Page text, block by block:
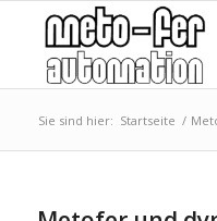
Sie sind hier: Startseite /